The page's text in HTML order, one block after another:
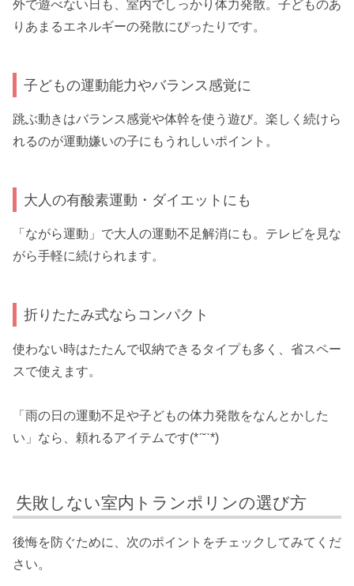
外で遊べない日も、室内でしっかり体力発散。子どものあ
りあまるエネルギーの発散にぴったりです。
子どもの運動能力やバランス感覚に
跳ぶ動きはバランス感覚や体幹を使う遊び。楽しく続けら
れるのが運動嫌いの子にもうれしいポイント。
大人の有酸素運動・ダイエットにも
「ながら運動」で大人の運動不足解消にも。テレビを見な
がら手軽に続けられます。
折りたたみ式ならコンパクト
使わない時はたたんで収納できるタイプも多く、省スペー
スで使えます。
「雨の日の運動不足や子どもの体力発散をなんとかした
い」なら、頼れるアイテムです(*ˊ˘ˋ*)
失敗しない室内トランポリンの選び方
後悔を防ぐために、次のポイントをチェックしてみてくだ
さい。